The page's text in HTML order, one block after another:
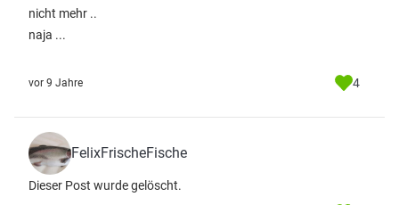
nicht mehr ..
naja ...
vor 9 Jahre 4
FelixFrischeFische
Dieser Post wurde gelöscht.